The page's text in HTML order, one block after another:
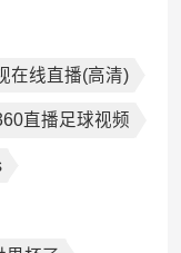
在线直播(高清)
直播足球视频